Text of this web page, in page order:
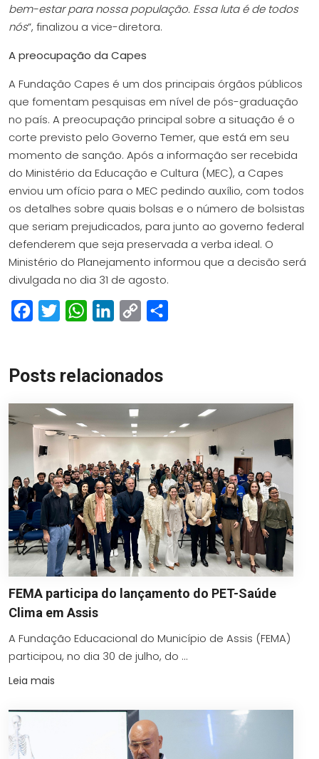
bem-estar para nossa população. Essa luta é de todos
nós”, finalizou a vice-diretora.
A preocupação da Capes
A Fundação Capes é um dos principais órgãos públicos
que fomentam pesquisas em nível de pós-graduação
no país. A preocupação principal sobre a situação é o
corte previsto pelo Governo Temer, que está em seu
momento de sanção. Após a informação ser recebida
do Ministério da Educação e Cultura (MEC), a Capes
enviou um ofício para o MEC pedindo auxílio, com todos
os detalhes sobre quais bolsas e o número de bolsistas
que seriam prejudicados, para junto ao governo federal
defenderem que seja preservada a verba ideal. O
Ministério do Planejamento informou que a decisão será
divulgada no dia 31 de agosto.
FacebookTwitterWhatsAppLinkedIn
Copy
Posts relacionados
FEMA participa do lançamento do PET-Saúde
Clima em Assis
A Fundação Educacional do Município de Assis (FEMA)
participou, no dia 30 de julho, do ...
Leia mais